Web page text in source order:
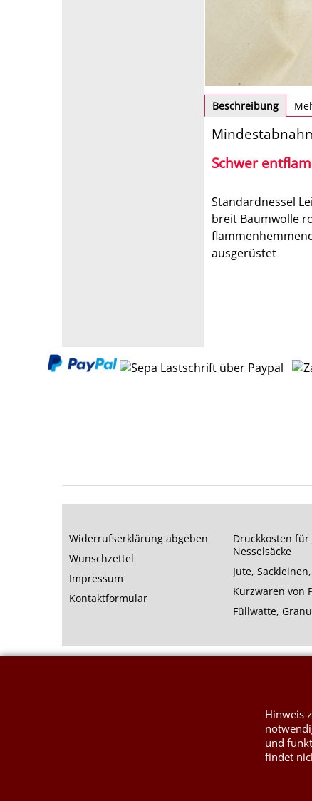
Beschreibung
Schwer
Standardnessel
breit Baumwolle
ausgerüstet
Widerrufserklärung abgeben
Wunschzettel
Impressum
Kontaktformular
Druckkosten für
Nesselsäcke
Jute,
Kurzwaren von
Füllwatte,
Hinweis
und
findet